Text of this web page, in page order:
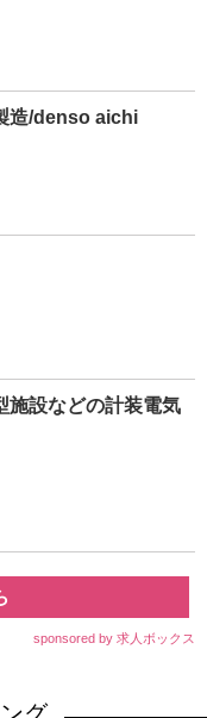
造/denso aichi
施設などの計装電気
sponsored by 求人ボックス
グ